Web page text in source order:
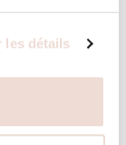
les détails
sera
rupture de
seront